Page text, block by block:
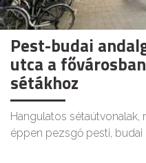
Pest-budai
utca a
sétákhoz
Hangulatos
éppen pezsgő pesti, budai